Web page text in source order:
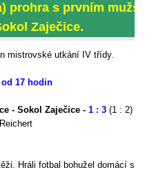
prohra s prvním
Zaječice.
mistrovské utkání IV třídy.
od 17 hodin
- Sokol Zaječice - 1 : 3 (1 : 2)
Hráli fotbal bohužel domácí si